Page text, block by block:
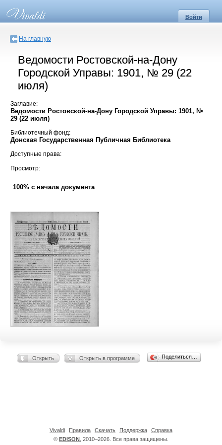
Войти
На главную
Ведомости Ростовской-на-Дону
Городской Управы: 1901, № 29 (22
июля)
Заглавие:
Ведомости Ростовской-на-Дону Городской Управы: 1901, №
29 (22 июля)
Библиотечный фонд:
Донская Государственная Публичная Библиотека
Доступные права:
Просмотр:
100% с начала документа
Открыть Открыть в программе Поделиться…
© EDISON , 2010–2026. Все права защищены.
Vivaldi Правила Скачать Поддержка Справка